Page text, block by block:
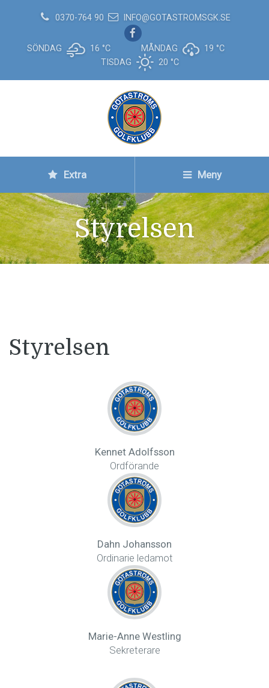
0370-764 90 INFO@GOTASTROMSGK.SE
SÖNDAG 16 °C MÅNDAG 19 °C
TISDAG
20 °C
Extra Meny
Styrelsen
Styrelsen
Kennet Adolfsson
Ordförande
Dahn Johansson
Ordinarie ledamot
Marie-Anne Westling
Sekreterare